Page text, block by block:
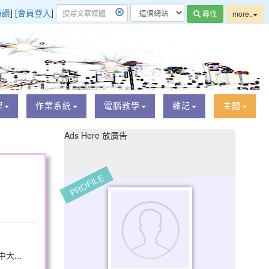
] [會員登入] 尋找 more..
作業系統 電腦教學 雜記 主題
大...
Ads Here 放廣告
PROFILE